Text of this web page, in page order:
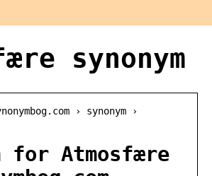
synonym
› synonym ›
for Atmosfære